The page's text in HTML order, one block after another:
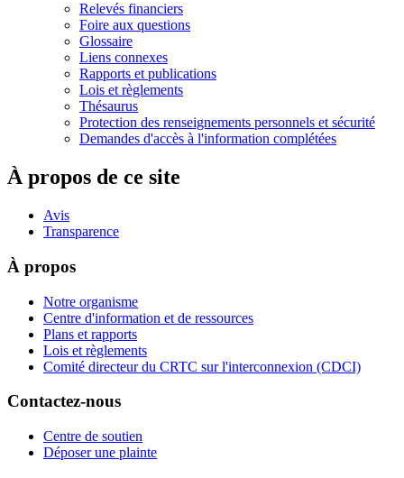
Relevés financiers
Foire aux questions
Glossaire
Liens connexes
Rapports et publications
Lois et règlements
Thésaurus
Protection des renseignements personnels et sécurité
Demandes d'accès à l'information complétées
À propos de ce site
Avis
Transparence
À propos
Notre organisme
Centre d'information et de ressources
Plans et rapports
Lois et règlements
Comité directeur du CRTC sur l'interconnexion (CDCI)
Contactez-nous
Centre de soutien
Déposer une plainte